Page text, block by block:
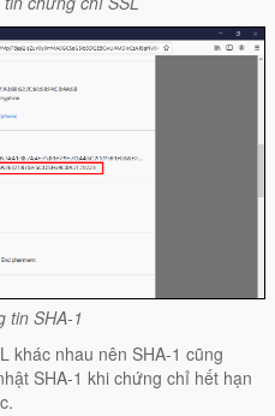
tin SHA-1
khác nhau nên SHA-1 cũng
SHA-1 khi chứng chỉ hết hạn